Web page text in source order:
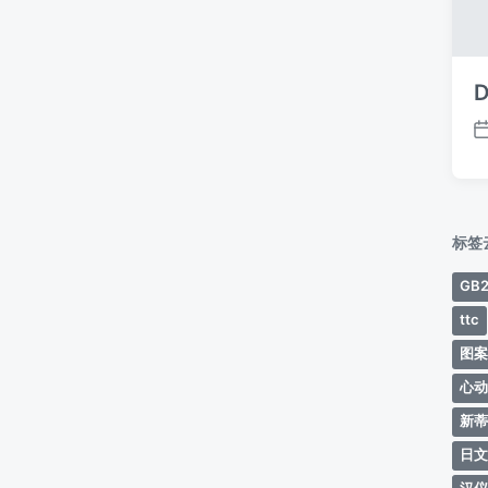
发
标签
ttc
图
心
新
日文